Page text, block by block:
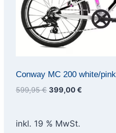
Conway MC 200 white/pink
599,95€ Ursprünglicher
599,95 €
399,00€
inkl. 19 % MwSt.